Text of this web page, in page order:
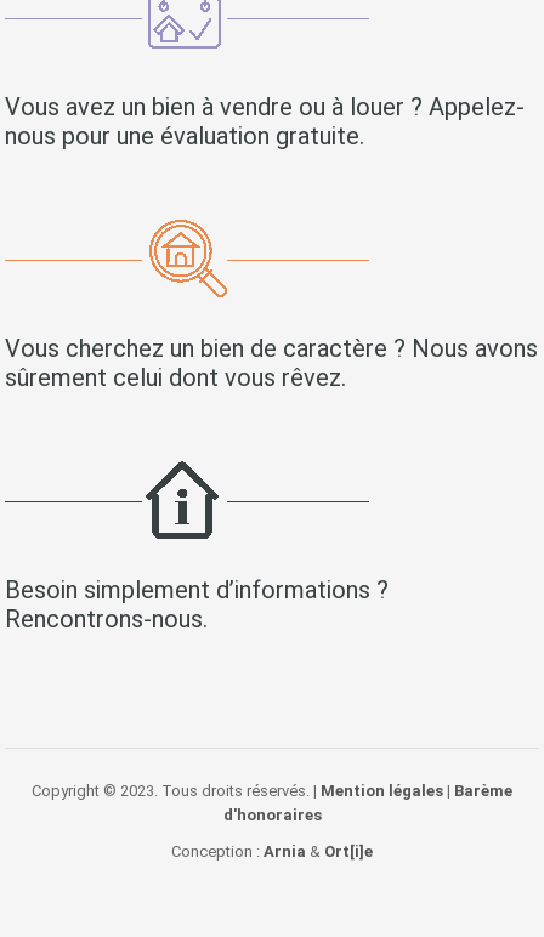
Vous avez un bien à vendre ou à louer ? Appelez-
nous pour une évaluation gratuite.
Vous cherchez un bien de caractère ? Nous avons
sûrement celui dont vous rêvez.
Besoin simplement d’informations ?
Rencontrons-nous.
Copyright © 2023. Tous droits réservés. | Mention légales | Barème
d'honoraires
Conception : Arnia & Ort[i]e